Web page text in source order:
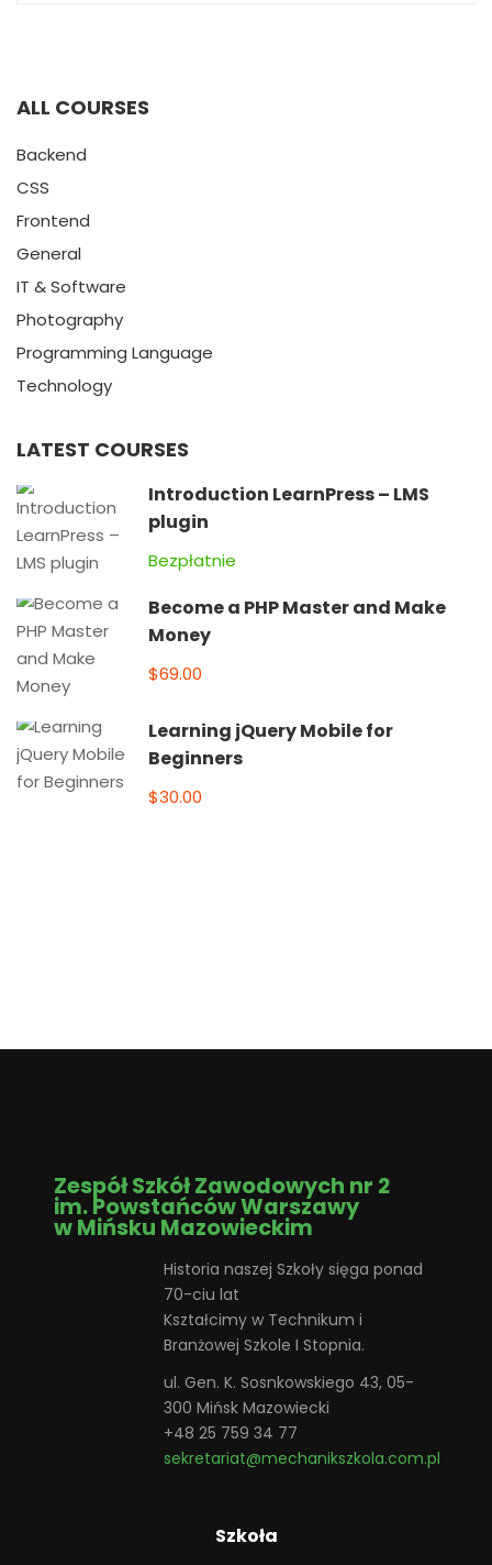
ALL COURSES
Backend
CSS
Frontend
General
IT & Software
Photography
Programming Language
Technology
LATEST COURSES
Introduction LearnPress – LMS
plugin
Bezpłatnie
Become a PHP Master and Make
Money
$69.00
Learning jQuery Mobile for
Beginners
$30.00
Zespół Szkół Zawodowych nr 2
im. Powstańców Warszawy
w Mińsku Mazowieckim
Historia naszej Szkoły sięga ponad
70-ciu lat
Kształcimy w Technikum i
Branżowej Szkole I Stopnia.
ul. Gen. K. Sosnkowskiego 43, 05-
300 Mińsk Mazowiecki
+48 25 759 34 77
sekretariat@mechanikszkola.com.pl
Szkoła